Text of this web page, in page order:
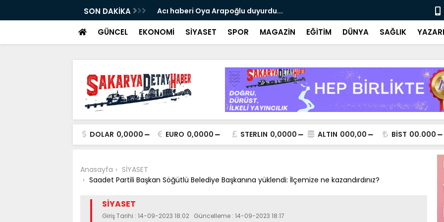
SON DAKİKA Acı haberi Oya Arapoğlu duyurdu... Motosiklet
GÜNCEL EKONOMİ SİYASET SPOR MAGAZİN EĞİTİM DÜNYA SAĞLIK
DOLAR 0,0000 EURO 0,0000 STERLIN 0,0000 ALTIN 000,00 BİST 00.000
Anasayfa
SİYASET
Saadet Partili Başkan Söğütlü Belediye Başkanına yüklendi: İlçemize ne kazandırdınız?
SİYASET
Giriş Tarihi : 14-09-2023 18:02 Güncelleme : 14-09-2023 18:17